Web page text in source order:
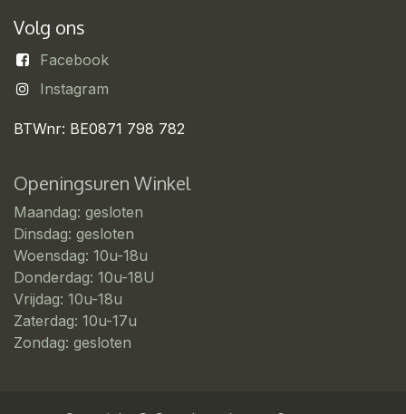
Volg ons
Facebook
Instagram
BTWnr: BE0871 798 782
Openingsuren Winkel
Maandag: gesloten
Dinsdag: gesloten
Woensdag: 10u-18u
Donderdag: 10u-18U
Vrijdag: 10u-18u
Zaterdag: 10u-17u
Zondag: gesloten